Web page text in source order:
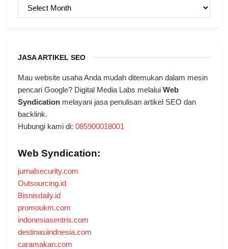
JASA ARTIKEL SEO
Mau website usaha Anda mudah ditemukan dalam mesin
pencari Google? Digital Media Labs melalui Web
Syndication melayani jasa penulisan artikel SEO dan
backlink.
Hubungi kami di: 085900018001
Web Syndication:
jurnalsecurity.com
Outsourcing.id
Bisnisdaily.id
promoukm.com
indonesiasentris.com
destinasiindnesia.com
caramakan.com